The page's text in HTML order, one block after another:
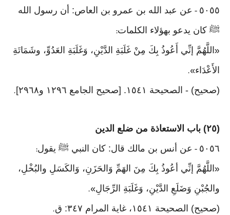
٥٠٥٥ - عن عبد الله بن عمرو بن العاص: أن رسول الله
ﷺ كان يدعو بهؤلاء الكلمات:
« اللَّهُمَّ إنِّي أَعُوذُ بِكَ مِنْ غَلَبَةِ الدَّيْنِ، وَغَلَبَةِ العَدُوِّ، وشَمَاتَةِ
الأَعْدَاء».
(صحيح) - الصحيحة ١٥٤١. [صحيح الجامع ١٢٩٦ و٢٩٦٨] .
(٢٥) باب الاستعاذة من ضلع الدين
٥٠٥٦ - عن أنس بن مالك قال: كان النبي ﷺ يقول:
« اللَّهُمَّ إنِّي أعُوذُ بِكَ مِنَ الهَمِّ وَالحَزَنِ، وَالكَسَلِ والبُخْلِ،
والجُبْنِ وَضَلَعِ الدَّيْنِ، وَغَلَبَةِ الرِّجَالِ».
(صحيح) الصحيحة ١٥٤١، غاية المرام ٣٤٧: ق .